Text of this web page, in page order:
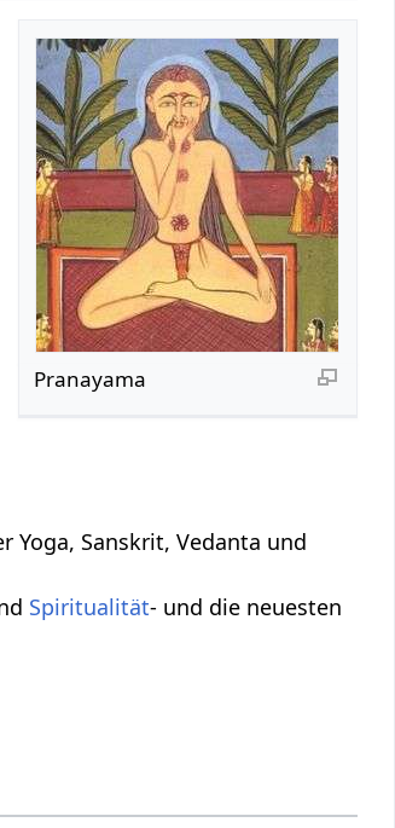
Pranayama
Yoga, Sanskrit, Vedanta und
Spiritualität- und die neuesten